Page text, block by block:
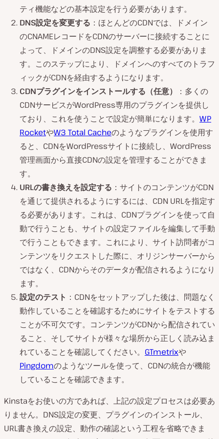
ティ機能などの基本設定を行う必要があります。
DNS設定を変更する ：ほとんどのCDNでは、ドメイン
のCNAMEレコードをCDNのサーバーに接続することに
よって、ドメインのDNS設定を調整する必要がありま
す。このステップにより、ドメインへのすべてのトラフ
ィックがCDNを経由するようになります。
CDNプラグインをインストールする（任意）
：多くの
CDNサービスがWordPress専用のプラグインを提供し
ており、これを使うことで設定が簡単になります。 WP
RocketやW3 Total Cacheのようなプラグインを使用す
ると、CDNをWordPressサイトに接続し、WordPress
管理画面から直接CDNの設定を管理することができま
す。
URLの書き換えを設定する ：サイトのコンテンツがCDN
を通じて提供されるようにするには、CDN URLを指定す
る必要があります。これは、CDNプラグインを使って自
動で行うことも、サイトの設定ファイルを編集して手動
で行うこともできます。これにより、サイト訪問者がコ
ンテンツをリクエストした際に、オリジンサーバーから
ではなく、CDNからそのデータが配信されるようになり
ます。
設定のテスト ：CDNをセットアップした後は、問題なく
動作していることを確認するためにサイトをテストする
ことが不可欠です。コンテンツがCDNから配信されてい
ること、そしてサイトが様々な場所から正しく読み込ま
れていることを確認してください。 GTmetrixや
Pingdomのようなツールを使って、CDNの統合が機能
していることを確認できます。
Kinstaをお使いの方であれば、上記の設定プロセスは必要あ
りません。DNS設定の変更、プラグインのインストール、
URL書き換えの設定、動作の確認という工程を省略できま